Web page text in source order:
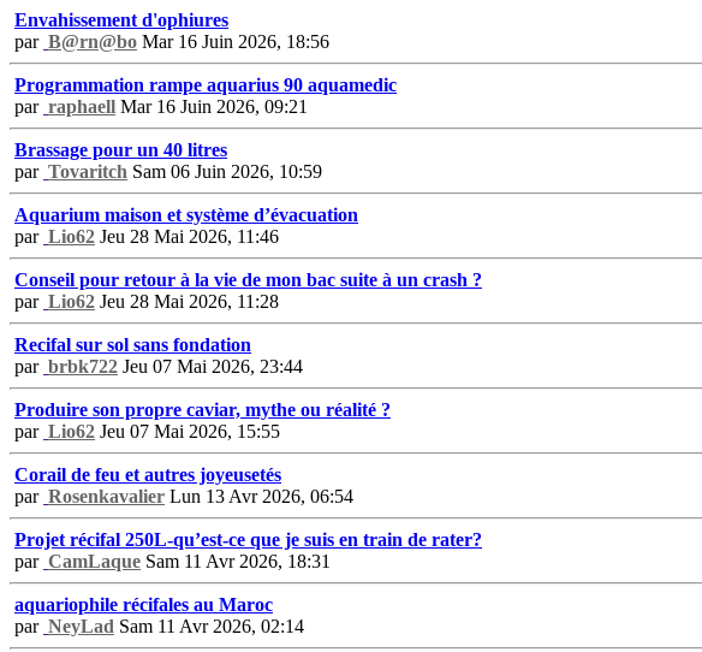
Envahissement d'ophiures
par B@rn@bo Mar 16 Juin 2026, 18:56
Programmation rampe aquarius 90 aquamedic
par raphaell Mar 16 Juin 2026, 09:21
Brassage pour un 40 litres
par Tovaritch Sam 06 Juin 2026, 10:59
Aquarium maison et système d’évacuation
par Lio62 Jeu 28 Mai 2026, 11:46
Conseil pour retour à la vie de mon bac suite à un crash ?
par Lio62 Jeu 28 Mai 2026, 11:28
Recifal sur sol sans fondation
par brbk722 Jeu 07 Mai 2026, 23:44
Produire son propre caviar, mythe ou réalité ?
par Lio62 Jeu 07 Mai 2026, 15:55
Corail de feu et autres joyeusetés
par Rosenkavalier Lun 13 Avr 2026, 06:54
Projet récifal 250L-qu’est-ce que je suis en train de rater?
par CamLaque Sam 11 Avr 2026, 18:31
aquariophile récifales au Maroc
par NeyLad Sam 11 Avr 2026, 02:14